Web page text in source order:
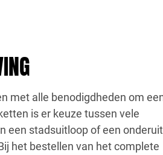
met alle benodigdheden om
is er keuze tussen vele
een stadsuitloop of een
het bestellen van het complete